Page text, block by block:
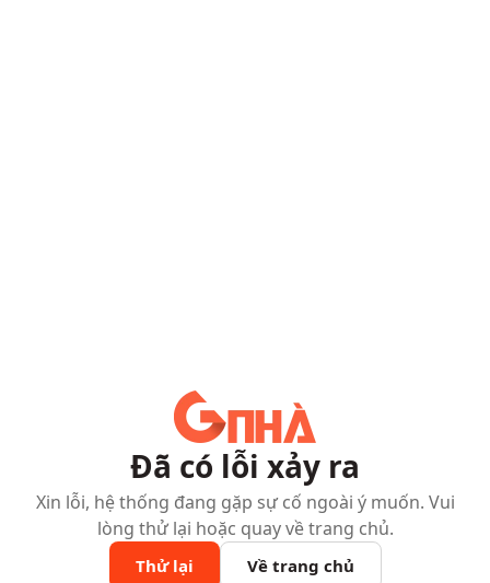
Đã có lỗi xảy ra
Xin lỗi, hệ thống đang gặp sự cố ngoài ý muốn. Vui
lòng thử lại hoặc quay về trang chủ.
Thử lại Về trang chủ